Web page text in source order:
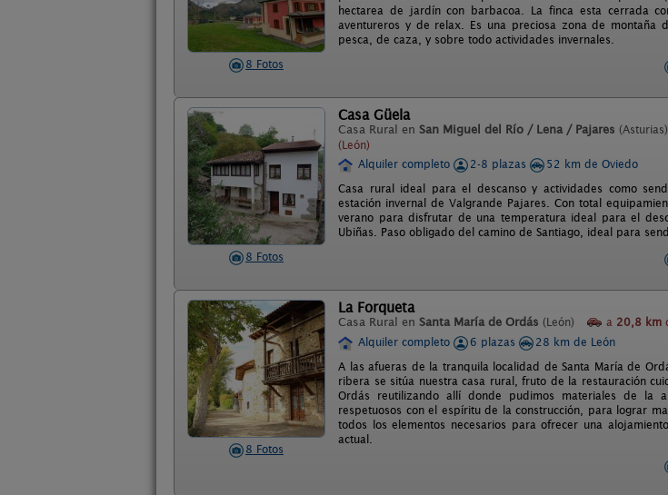
8 Fotos
hectarea de jardín con barbacoa. La finca esta cerrada
aventureros y de relax. Es una preciosa zona de
pesca, de caza, y sobre todo actividades invernales.
8 Fotos
Casa Güela
Casa Rural en San Miguel del Río / Lena / Pajares (Asturias)
(León)
Alquiler completo 2-8 plazas
52 km de Oviedo
Casa rural ideal para el descanso y actividades como
estación invernal de Valgrande Pajares. Con total
verano para disfrutar de una temperatura ideal para el
Ubiñas. Paso obligado del camino de Santiago, ideal para
8 Fotos
La Forqueta
Casa Rural en Santa María de Ordás (León) a 20,8 km
Alquiler completo
6 plazas
28 km de León
A las afueras de la tranquila localidad de Santa María de
ribera se sitúa nuestra casa rural, fruto de la restauración
Ordás reutilizando allí donde pudimos materiales de la
respetuosos con el espíritu de la construcción, para lograr
todos los elementos necesarios para ofrecer una
actual.